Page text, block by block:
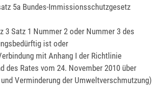
5a Bundes-Immissionsschutzgesetz
3 Satz 1 Nummer 2 oder Nummer 3 des
ist oder
mit Anhang I der Richtlinie
des Rates vom 24. November 2010 über
Verminderung der Umweltverschmutzung)